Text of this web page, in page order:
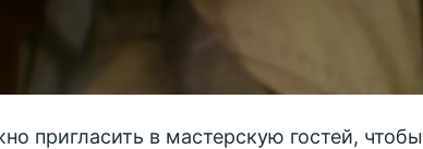
пригласить в мастерскую гостей, чтобы